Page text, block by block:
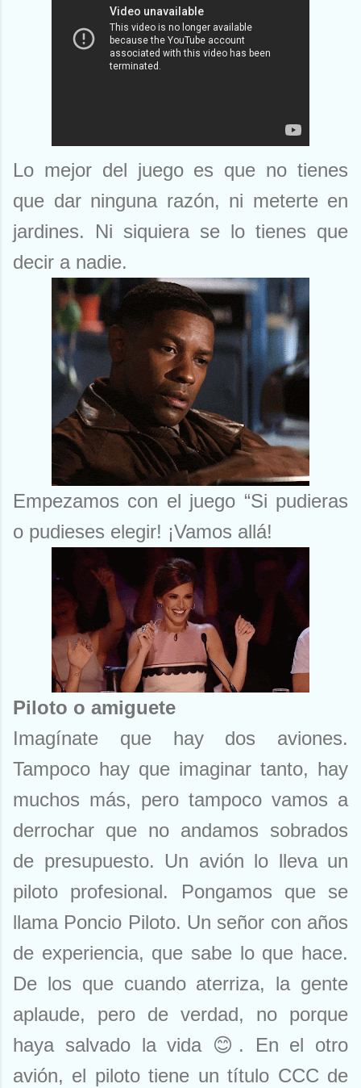
Lo mejor del juego es que no tienes
que dar ninguna razón, ni meterte en
jardines. Ni siquiera se lo tienes que
decir a nadie.
Empezamos con el juego “Si pudieras
o pudieses elegir! ¡Vamos allá!
Piloto o amiguete
Imagínate que hay dos aviones.
Tampoco hay que imaginar tanto, hay
muchos más, pero tampoco vamos a
derrochar que no andamos sobrados
de presupuesto. Un avión lo lleva un
piloto profesional. Pongamos que se
llama Poncio Piloto. Un señor con años
de experiencia, que sabe lo que hace.
De los que cuando aterriza, la gente
aplaude, pero de verdad, no porque
haya salvado la vida 😊 . En el otro
avión, el piloto tiene un título CCC de